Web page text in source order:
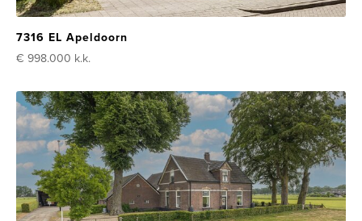
7316 EL Apeldoorn
€ 998.000 k.k.